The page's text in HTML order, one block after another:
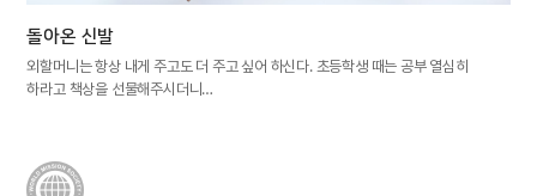
돌아온 신발
외할머니는 항상 내게 주고도 더 주고 싶어 하신다. 초등학생 때는 공부 열심히
하라고 책상을 선물해주시더니…